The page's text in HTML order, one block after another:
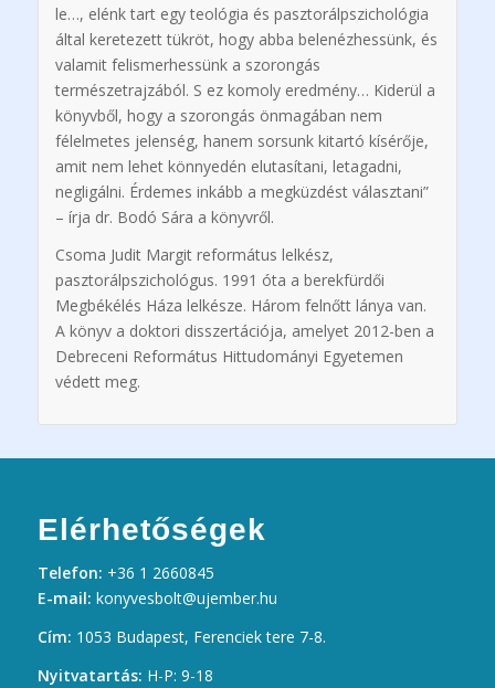
le…, elénk tart egy teológia és pasztorálpszichológia
által keretezett tükröt, hogy abba belenézhessünk, és
valamit felismerhessünk a szorongás
természetrajzából. S ez komoly eredmény… Kiderül a
könyvből, hogy a szorongás önmagában nem
félelmetes jelenség, hanem sorsunk kitartó kísérője,
amit nem lehet könnyedén elutasítani, letagadni,
negligálni. Érdemes inkább a megküzdést választani”
– írja dr. Bodó Sára a könyvről.
Csoma Judit Margit református lelkész,
pasztorálpszichológus. 1991 óta a berekfürdői
Megbékélés Háza lelkésze. Három felnőtt lánya van.
A könyv a doktori disszertációja, amelyet 2012-ben a
Debreceni Református Hittudományi Egyetemen
védett meg.
Elérhetőségek
Telefon: +36 1 2660845
E-mail: konyvesbolt@ujember.hu
Cím: 1053 Budapest, Ferenciek tere 7-8.
Nyitvatartás: H-P: 9-18